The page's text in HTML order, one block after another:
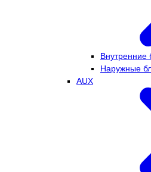
Внутренние
Наружные
AUX